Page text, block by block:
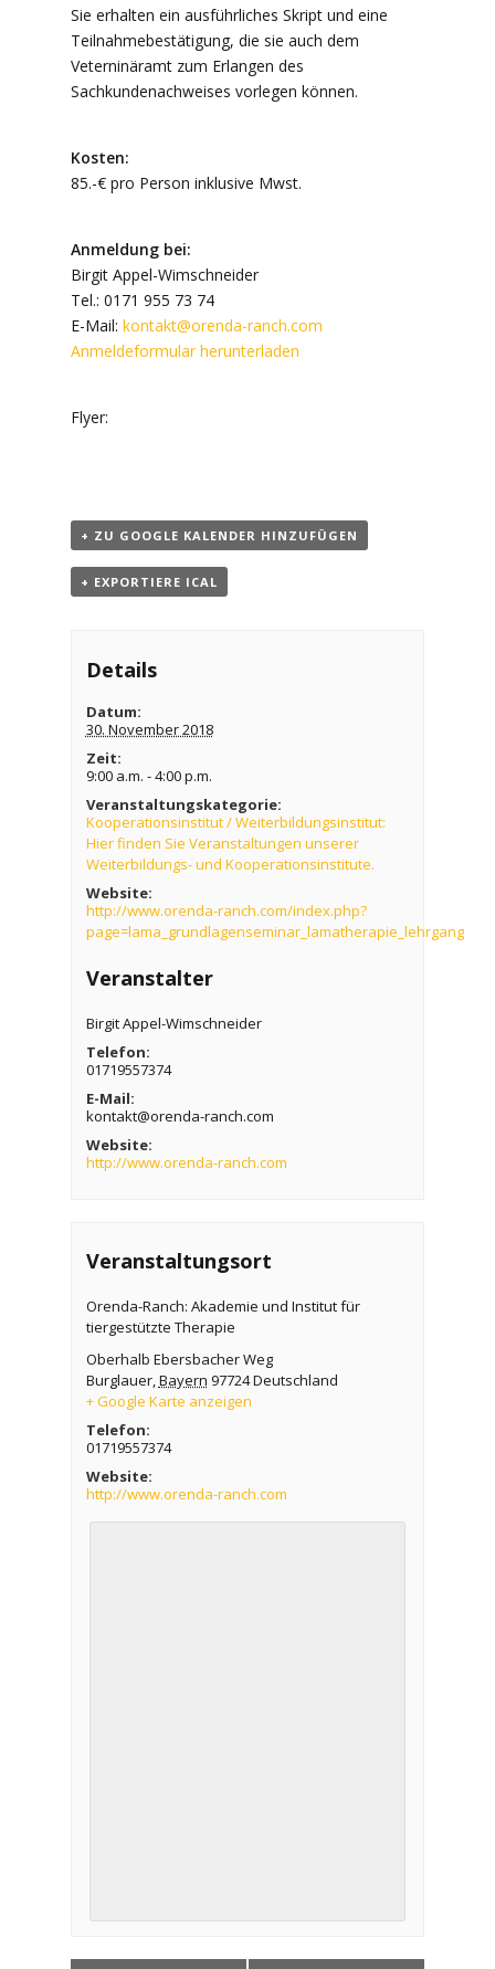
Sie erhalten ein ausführliches Skript und eine
Teilnahmebestätigung, die sie auch dem
Veterninäramt zum Erlangen des
Sachkundenachweises vorlegen können.
Kosten:
85.-€ pro Person inklusive Mwst.
Anmeldung bei:
Birgit Appel-Wimschneider
Tel.: 0171 955 73 74
E-Mail: kontakt@orenda-ranch.com
Anmeldeformular herunterladen
Flyer:
+ ZU GOOGLE KALENDER HINZUFÜGEN
+ EXPORTIERE ICAL
Details
Datum:
30. November 2018
Zeit:
9:00 a.m. - 4:00 p.m.
Veranstaltungskategorie:
Kooperationsinstitut / Weiterbildungsinstitut:
Hier finden Sie Veranstaltungen unserer
Weiterbildungs- und Kooperationsinstitute.
Website:
http://www.orenda-ranch.com/index.php?
page=lama_grundlagenseminar_lamatherapie_lehrgang
Veranstalter
Birgit Appel-Wimschneider
Telefon:
01719557374
E-Mail:
kontakt@orenda-ranch.com
Website:
http://www.orenda-ranch.com
Veranstaltungsort
Orenda-Ranch: Akademie und Institut für
tiergestützte Therapie
Oberhalb Ebersbacher Weg
Burglauer,Bayern 97724Deutschland
+ Google Karte anzeigen
Telefon:
01719557374
Website:
http://www.orenda-ranch.com